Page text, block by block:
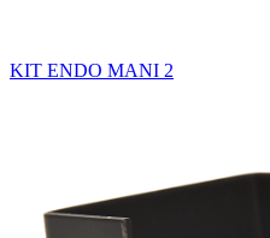
KIT ENDO MANI 2